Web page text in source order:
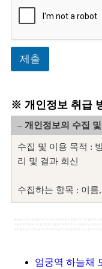
제출
※ 개인정보 취급
– 개인정보의 수집
수집 및 이용 목적 :
리 및 결과 회신
수집하는 항목 : 이름
엄궁역 하늘채